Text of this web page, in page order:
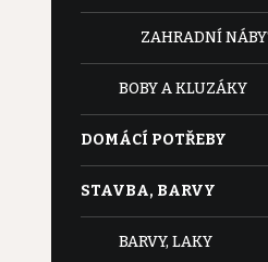
ZAHRADNÍ
BOBY A KLUZÁKY
DOMÁCÍ POTŘEBY
STAVBA, BARVY
BARVY, LAKY